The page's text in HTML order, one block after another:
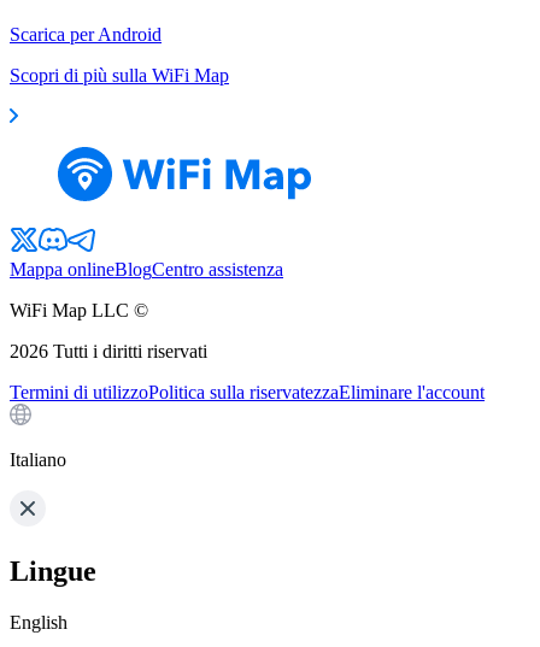
Scarica per Android
Scopri di più sulla WiFi Map
Mappa onlineBlogCentro assistenza
WiFi Map LLC ©
2026 Tutti i diritti riservati
Termini di utilizzoPolitica sulla riservatezzaEliminare l'account
Italiano
Lingue
English